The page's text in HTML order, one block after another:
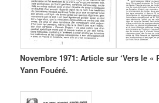
Novembre 1971: Article sur ‘Vers le
Yann Fouéré.